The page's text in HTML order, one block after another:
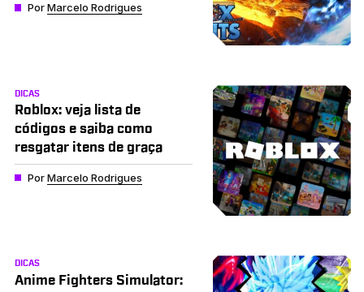
PorMarcelo Rodrigues
DICAS
Roblox: veja lista de
códigos e saiba como
resgatar itens de graça
PorMarcelo Rodrigues
DICAS
Anime Fighters Simulator: